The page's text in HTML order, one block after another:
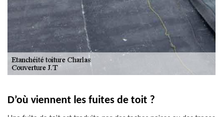
D’où viennent les fuites de toit ?